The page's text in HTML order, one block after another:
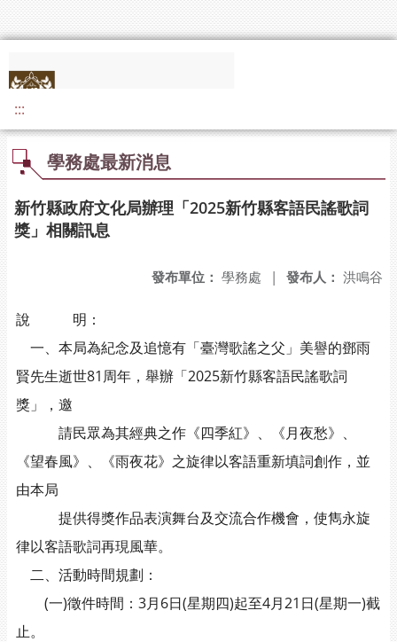
:::
學務處最新消息
新竹縣政府文化局辦理「2025新竹縣客語民謠歌詞
獎」相關訊息
發布人： 洪鳴谷
發布單位： 學務處 |
說 明：
一、本局為紀念及追憶有「臺灣歌謠之父」美譽的鄧雨
賢先生逝世81周年，舉辦「2025新竹縣客語民謠歌詞
獎」，邀
請民眾為其經典之作《四季紅》、《月夜愁》、
《望春風》、《雨夜花》之旋律以客語重新填詞創作，並
由本局
提供得獎作品表演舞台及交流合作機會，使雋永旋
律以客語歌詞再現風華。
二、活動時間規劃：
(一)徵件時間：3月6日(星期四)起至4月21日(星期一)截
止。